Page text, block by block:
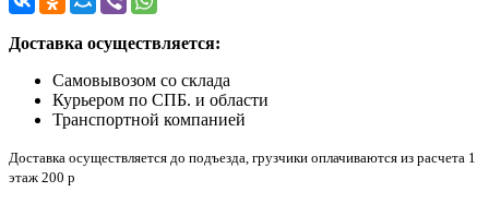
Доставка осуществляется:
Самовывозом со склада
Курьером по СПБ. и области
Транспортной компанией
Доставка осуществляется до подъезда, грузчики оплачиваются из расчета 1
этаж 200 р